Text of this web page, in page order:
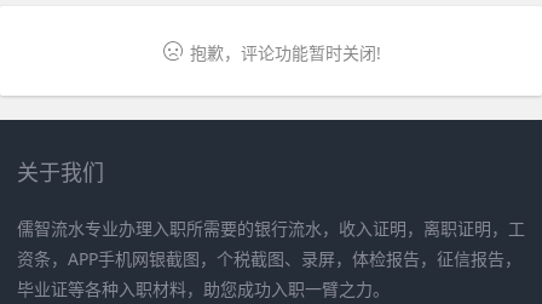
抱歉，评论功能暂时关闭!
关于我们
儒智流水专业办理入职所需要的银行流水，收入证明，离职证明，工
资条，APP手机网银截图，个税截图、录屏，体检报告，征信报告，
毕业证等各种入职材料，助您成功入职一臂之力。